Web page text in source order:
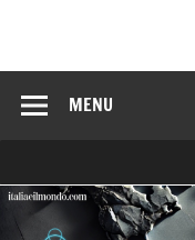
MENU